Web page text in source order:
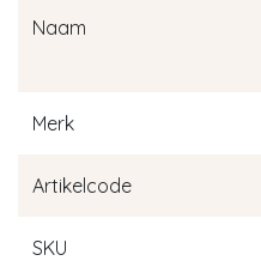
Naam
Merk
Artikelcode
SKU